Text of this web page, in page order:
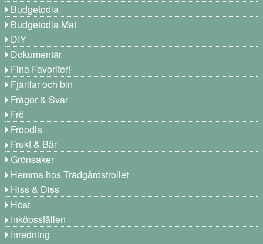
Budgetodla
Budgetodla Mat
DIY
Dokumentär
Fina Favoriter!
Fjärilar och bin
Frågor & Svar
Frö
Fröodla
Frukt & Bär
Grönsaker
Hemma hos Trädgårdstrollet
Hiss & Diss
Höst
Inköpsställen
Inredning